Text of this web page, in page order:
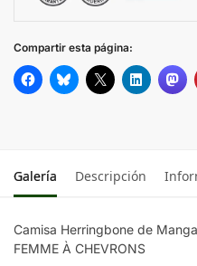
Compartir esta página:
Galería Descripción
Camisa Herringbone de
FEMME À CHEVRONS